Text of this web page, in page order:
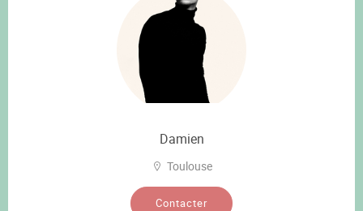
Damien
Toulouse
Contacter